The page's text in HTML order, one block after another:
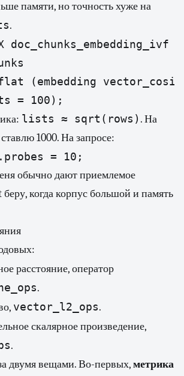
памяти, но точность хуже на
.
doc_chunks_embedding_ivf
(embedding
= 100);
lists ≈ sqrt(rows) . На
1000. На запросе:
= 10;
обычно дают приемлемое
беру, когда корпус большой и память
расстояние, оператор
.
vector_l2_ops.
скалярное произведение,
.
двумя вещами. Во-первых,метрика